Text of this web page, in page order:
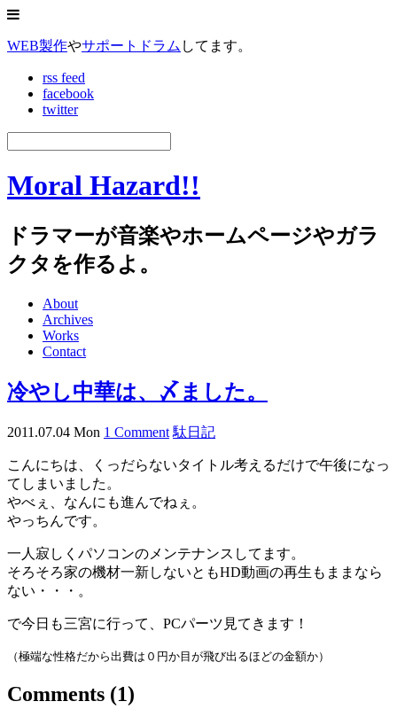
WEB製作やサポートドラム してます。
rss feed
facebook
twitter
Moral Hazard!!
ドラマーが音楽やホームページやガラ
クタを作るよ。
About
Archives
Works
Contact
冷やし中華は、〆ました。
2011.07.04 Mon 1 Comment 駄日記
こんにちは、くっだらないタイトル考えるだけで午後になっ
てしまいました。
やべぇ、なんにも進んでねぇ。
やっちんです。
一人寂しくパソコンのメンテナンスしてます。
そろそろ家の機材一新しないともHD動画の再生もままなら
ない・・・。
で今日も三宮に行って、PCパーツ見てきます！
（極端な性格だから出費は０円か目が飛び出るほどの金額か）
Comments (1)